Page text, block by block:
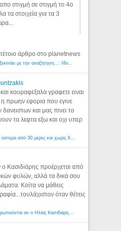
στιγμή σε στιγμή το 4ο
τα στοιχεία για τα 3
άρθρο στο planetnews
Λόγιος Ερμής | Η γνώση ξεκινάει με την αναζήτηση...: Ιδού οι 18 που χρωστούν 11 δις ευρώ!
κουραφεξαλα γραφετε ειναι
η πρωην εφορια που εγινε
και μας πινει το
τα λεφτα εξω και οχι υπερ
Εφορία: Κατάσχονται όλα ύστερα από 30 μέρες και χωρίς δικαστικές αποφάσεις - Λόγιος Ερμής
ο Κασιδιάρης προέρχεται από
φυλών, αλλά τα δικά σου
Κοίτα να μάθεις
όταν θέτεις
Αμερικανοί ρατσιστές αναρωτιούνται αν ο Ηλίας Κασιδιάρης ανήκει στη λευκή φυλή... - Λόγιος Ερμής